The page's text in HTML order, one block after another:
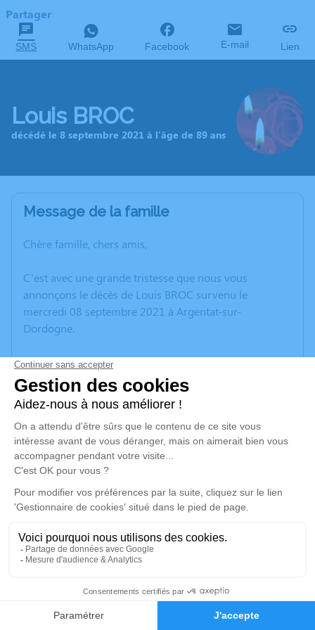
Faire-part Hommages
Partager
SMS WhatsApp Facebook E-mail Lien
Louis BROC
décédé le 8 septembre 2021 à l'âge de 89 ans
Message de la famille
Chère famille, chers amis,
C’est avec une grande tristesse que nous vous
annonçons le décès de Louis BROC survenu le
mercredi 08 septembre 2021 à Argentat-sur-
Dordogne.
Nous vous invitons à utiliser cet espace pour laisser
vos condoléances, partager des photos souvenirs, une
anecdote ou exprimer vos pensées à travers des
poèmes ou des textes. Cet endroit est un lieu
d'expression dédié à honorer la mémoire de Louis
BROC.
Un service de plantation d’arbre hommage est
disponible ici .
Je rends hommage
lundi 13 septembre 2021 à 15h00
Église de Saint-Cirgues-la-Loutre